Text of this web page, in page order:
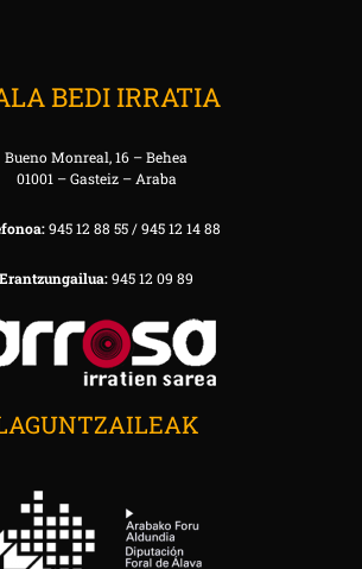
BEDI IRRATIA
Bueno Monreal, 16 – Behea
01001 – Gasteiz – Araba
945 12 88 55 / 945 12 14 88
Erantzungailua:945 12 09 89